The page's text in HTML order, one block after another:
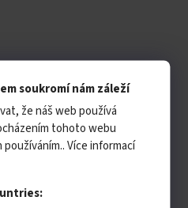
soukromí nám záleží
že náš web používá
tohoto webu
Více informací